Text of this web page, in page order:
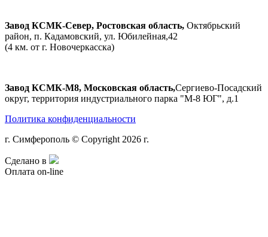
Завод КСМК-Север, Ростовская область, Октябрьский
район, п. Кадамовский, ул. Юбилейная,42
(4 км. от г. Новочеркасска)
Завод КСМК-М8, Московская область,Сергиево-Посадский
округ, территория индустриального парка "М-8 ЮГ", д.1
Политика конфиденциальности
г. Симферополь © Copyright 2026 г.
Сделано в
Оплата on-line